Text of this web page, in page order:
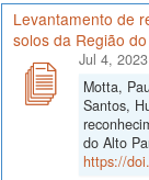
Levantamento de
solos da Região
Jul 4, 2023
Motta,
Santos,
do Alto
https://